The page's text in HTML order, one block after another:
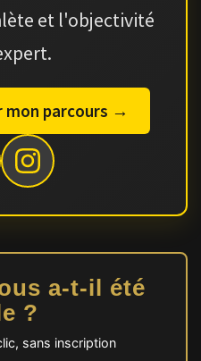
et l'objectivité
mon parcours →
a-t-il été
?
sans inscription